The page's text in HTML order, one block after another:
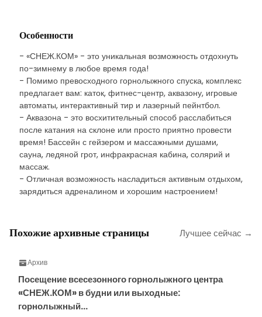
Особенности
- «СНЕЖ.КОМ» - это уникальная возможность отдохнуть
по-зимнему в любое время года!
- Помимо превосходного горнолыжного спуска, комплекс
предлагает вам: каток, фитнес-центр, аквазону, игровые
автоматы, интерактивный тир и лазерный пейнтбол.
- Аквазона - это восхитительный способ расслабиться
после катания на склоне или просто приятно провести
время! Бассейн с гейзером и массажными душами,
сауна, ледяной грот, инфракрасная кабина, солярий и
массаж.
- Отличная возможность насладиться активным отдыхом,
зарядиться адреналином и хорошим настроением!
Похожие архивные страницы Лучшее сейчас →
Архив
Посещение всесезонного горнолыжного центра
«СНЕЖ.КОМ» в будни или выходные:
горнолыжный…